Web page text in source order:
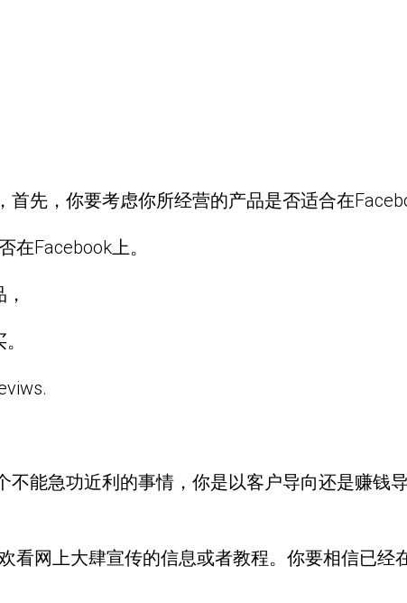
先，你要考虑你所经营的产品是否适合在
Facebook上。
能急功近利的事情，你是以客户导向还是赚钱
网上大肆宣传的信息或者教程。你要相信已经